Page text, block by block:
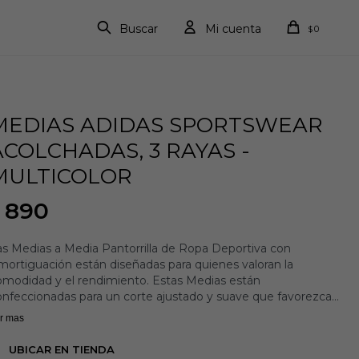
$0
ADIDAS SPORTSWEAR
3 RAYAS -
890
Medias a Media Pantorrilla de Ropa Deportiva con
están diseñadas para quienes valoran la
y el rendimiento. Estas Medias están
para un corte ajustado y suave que favorezca
estilo de vida activo.
el gimnasio como en tu día a día. El refuerzo en el arco
mas
UBICAR EN TIENDA